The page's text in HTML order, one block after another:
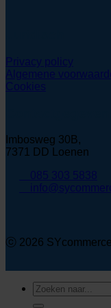
Privacy policy
Algemene
Cookies
Imbosweg 30B,
7371 DD Loenen
085 303 5838
ⓒ 2026
Zoeken
naar: